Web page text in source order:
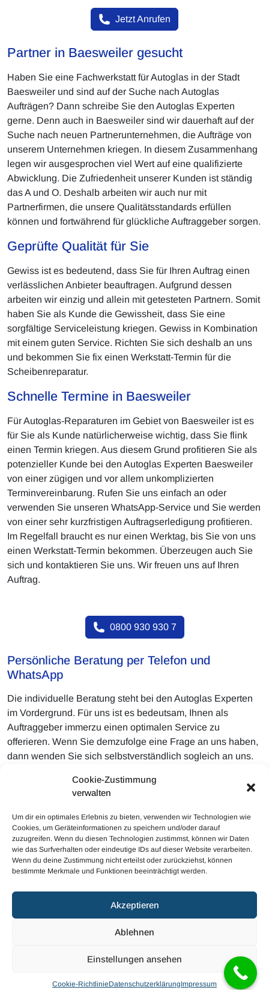
Cookie-Zustimmung
verwalten
Um dir ein optimales Erlebnis zu bieten, verwenden wir Technologien wie
Cookies, um Geräteinformationen zu speichern und/oder darauf
zuzugreifen. Wenn du diesen Technologien zustimmst, können wir Daten
wie das Surfverhalten oder eindeutige IDs auf dieser Website verarbeiten.
Wenn du deine Zustimmung nicht erteilst oder zurückziehst, können
bestimmte Merkmale und Funktionen beeinträchtigt werden.
Akzeptieren
Ablehnen
Einstellungen ansehen
Cookie-RichtlinieDatenschutzerklärungImpressum
Jetzt Anrufen
Partner in Baesweiler gesucht
Haben Sie eine Fachwerkstatt für Autoglas in der Stadt
Baesweiler und sind auf der Suche nach Autoglas
Aufträgen? Dann schreibe Sie den Autoglas Experten
gerne. Denn auch in Baesweiler sind wir dauerhaft auf der
Suche nach neuen Partnerunternehmen, die Aufträge von
unserem Unternehmen kriegen. In diesem Zusammenhang
legen wir ausgesprochen viel Wert auf eine qualifizierte
Abwicklung. Die Zufriedenheit unserer Kunden ist ständig
das A und O. Deshalb arbeiten wir auch nur mit
Partnerfirmen, die unsere Qualitätsstandards erfüllen
können und fortwährend für glückliche Auftraggeber sorgen.
Geprüfte Qualität für Sie
Gewiss ist es bedeutend, dass Sie für Ihren Auftrag einen
verlässlichen Anbieter beauftragen. Aufgrund dessen
arbeiten wir einzig und allein mit getesteten Partnern. Somit
haben Sie als Kunde die Gewissheit, dass Sie eine
sorgfältige Serviceleistung kriegen. Gewiss in Kombination
mit einem guten Service. Richten Sie sich deshalb an uns
und bekommen Sie fix einen Werkstatt-Termin für die
Scheibenreparatur.
Schnelle Termine in Baesweiler
Für Autoglas-Reparaturen im Gebiet von Baesweiler ist es
für Sie als Kunde natürlicherweise wichtig, dass Sie flink
einen Termin kriegen. Aus diesem Grund profitieren Sie als
potenzieller Kunde bei den Autoglas Experten Baesweiler
von einer zügigen und vor allem unkomplizierten
Terminvereinbarung. Rufen Sie uns einfach an oder
verwenden Sie unseren WhatsApp-Service und Sie werden
von einer sehr kurzfristigen Auftragserledigung profitieren.
Im Regelfall braucht es nur einen Werktag, bis Sie von uns
einen Werkstatt-Termin bekommen. Überzeugen auch Sie
sich und kontaktieren Sie uns. Wir freuen uns auf Ihren
Auftrag.
0800 930 930 7
Persönliche Beratung per Telefon und
WhatsApp
Die individuelle Beratung steht bei den Autoglas Experten
im Vordergrund. Für uns ist es bedeutsam, Ihnen als
Auftraggeber immerzu einen optimalen Service zu
offerieren. Wenn Sie demzufolge eine Frage an uns haben,
dann wenden Sie sich selbstverständlich sogleich an uns.
uns ebenso Fotos der Beschädigung senden, damit die
Autoglas Experten Ihnen sofort eine persönliche
Beurteilung hierzu geben.
© 2023 Mobiler Autoglas